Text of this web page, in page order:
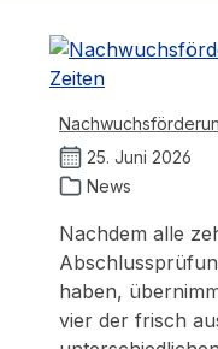
25. Juni 2026
News
Nachdem alle
haben,
vier der frisch